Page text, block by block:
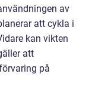
av
att cykla i
kan vikten
att
på